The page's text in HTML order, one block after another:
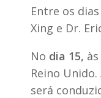
Entre os
Xing e Dr.
No dia 15,
Reino
será